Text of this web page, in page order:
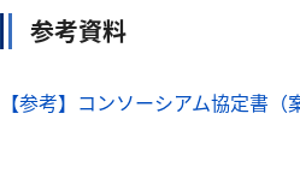
参考資料
【参考】コンソーシアム協定書（